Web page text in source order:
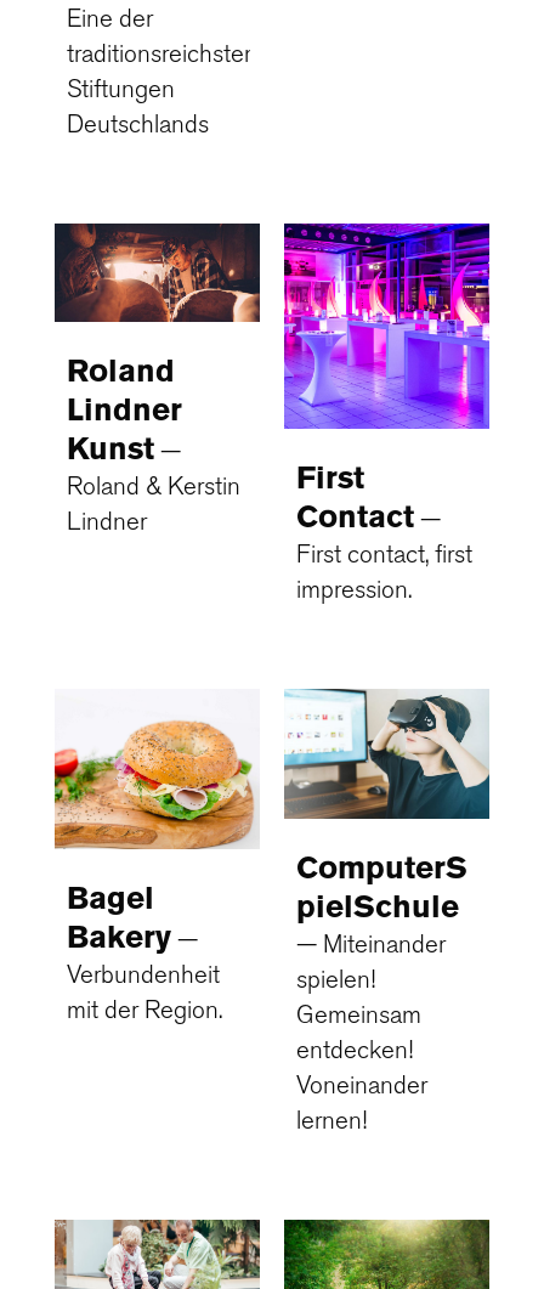
Eine der
traditionsreichsten
Stiftungen
Deutschlands
Roland
Lindner
Kunst
Roland & Kerstin
Lindner
First
Contact
First contact, first
impression.
Bagel
Bakery
Verbundenheit
mit der Region.
ComputerS
pielSchule
Miteinander
spielen!
Gemeinsam
entdecken!
Voneinander
lernen!